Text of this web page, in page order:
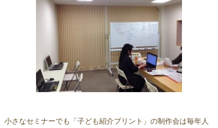
小さなセミナーでも「子ども紹介プリント」の制作会は毎年人